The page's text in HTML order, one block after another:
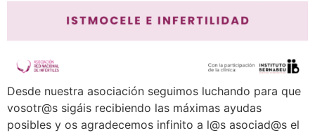
Desde nuestra asociación seguimos luchando para que
vosotr@s sigáis recibiendo las máximas ayudas
posibles y os agradecemos infinito a l@s asociad@s el